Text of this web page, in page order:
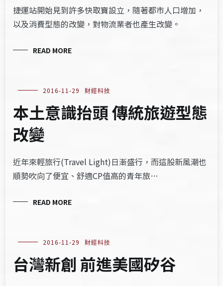
捷運站開始見到許多快取寶設立，隨著都市人口增加，
以及消費型態的改變，對物流業者也產生改變。
READ MORE
2016-11-29 財經科技
本土意識抬頭 傳統旅遊型態
改變
近年來輕旅行(Travel Light)日漸盛行，而這股新風潮也
順勢吹向了便宜、舒適CP值高的青年旅…
READ MORE
2016-11-29 財經科技
台灣新創 前進美國矽谷